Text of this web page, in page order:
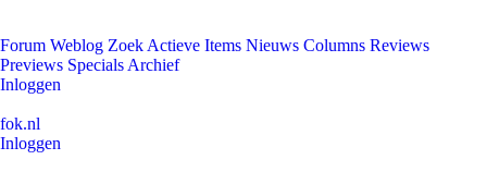
Forum Weblog Zoek Actieve Items Nieuws Columns Reviews
Previews Specials Archief
Inloggen
fok.nl
Inloggen